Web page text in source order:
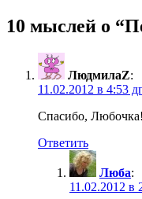
10 мыслей о
ЛюдмилаZ:
11.02.2012 в 4:53
Спасибо,
Ответить
Люба:
11.02.2012 в